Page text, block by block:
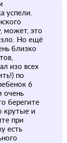
успели.
может, это
Но ещё
близко
изо всех
по
6
очень
берегите
крутые и
при
есть